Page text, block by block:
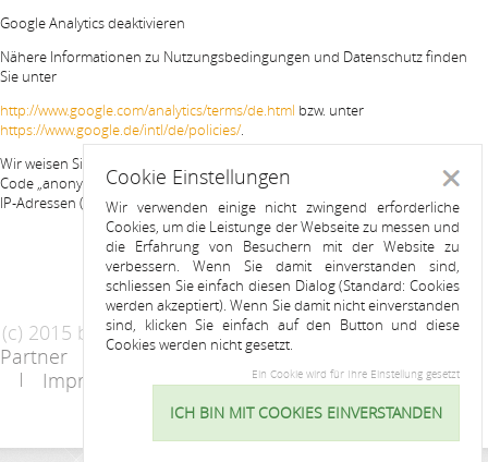
Google Analytics deaktivieren
Nähere Informationen zu Nutzungsbedingungen und Datenschutz finden
Sie unter
http://www.google.com/analytics/terms/de.html bzw. unter
https://www.google.de/intl/de/policies/.
Wir weisen Sie darauf hin, dass auf dieser Website Google Analytics um den
Code „anonymizeIp“ erweitert wurde, um eine anonymisierte Erfassung von
IP-Adressen (sog. IP-Masking) zu gewährleisten.
(c) 2015 by Riess Apartments
Partner
AGB
Datenschutzerklärung
Impressum
Kontakt
Cookie
Cookie Einstellungen
Wir verwenden einige nicht zwingend erforderliche
Cookies, um die Leistunge der Webseite zu messen und
die Erfahrung von Besuchern mit der Website zu
verbessern. Wenn Sie damit einverstanden sind,
schliessen Sie einfach diesen Dialog (Standard: Cookies
werden akzeptiert). Wenn Sie damit nicht einverstanden
sind, klicken Sie einfach auf den Button und diese
Cookies werden nicht gesetzt.
Ein Cookie wird für Ihre Einstellung gesetzt
ICH BIN MIT COOKIES EINVERSTANDEN